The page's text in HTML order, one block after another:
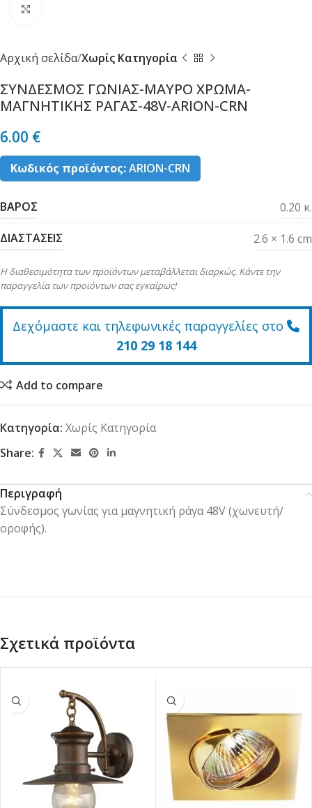
Αρχική σελίδα Χωρίς Κατηγορία
ΣΥΝΔΕΣΜΟΣ ΓΩΝΙΑΣ-ΜΑΥΡΟ ΧΡΩΜΑ-
ΜΑΓΝΗΤΙΚΗΣ ΡΑΓΑΣ-48V-ARION-CRN
6.00 €
Κωδικός προϊόντος:ARION-CRN
ΒΑΡΟΣ 0.20 κ.
ΔΙΑΣΤΑΣΕΙΣ 2.6 × 1.6 cm
Η διαθεσιμότητα των προϊόντων μεταβάλλεται διαρκώς. Κάντε την
παραγγελία των προϊόντων σας εγκαίρως!
Δεχόμαστε και τηλεφωνικές παραγγελίες στο
210 29 18 144
Add to compare
Κατηγορία: Χωρίς Κατηγορία
Share:
Περιγραφή
Σύνδεσμος γωνίας για μαγνητική ράγα 48V (χωνευτή/
οροφής).
Σχετικά προϊόντα